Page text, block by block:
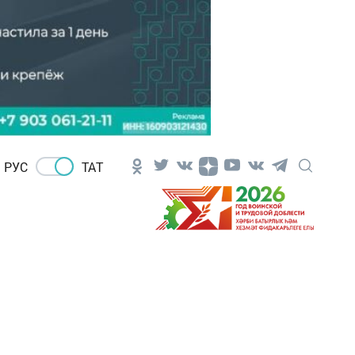
РУС ТАТ